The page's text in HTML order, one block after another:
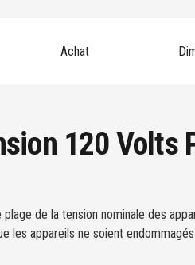
Achat
120 Volts
de la tension nominale des
les appareils ne soient